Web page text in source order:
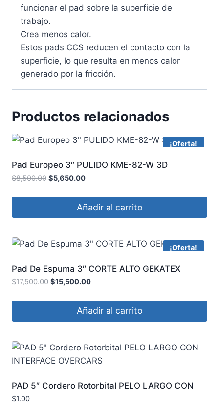
funcionar el pad sobre la superficie de
trabajo.
Crea menos calor.
Estos pads CCS reducen el contacto con la
superficie, lo que resulta en menos calor
generado por la fricción.
Productos relacionados
¡Oferta!
Pad Europeo 3″ PULIDO KME-82-W 3D
$8,500.00 $5,650.00
Añadir al carrito
¡Oferta!
Pad De Espuma 3″ CORTE ALTO GEKATEX
$17,500.00 $15,500.00
Añadir al carrito
PAD 5″ Cordero Rotorbital PELO LARGO CON
INTERFACE OVERCARS
$1.00